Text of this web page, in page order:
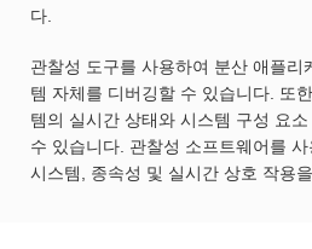
다.
관찰성 도구를 사용하여 분산 애플리
템 자체를 디버깅할 수 있습니다. 또
템의 실시간 상태와 시스템 구성 요
수 있습니다. 관찰성 소프트웨어를
시스템, 종속성 및 실시간 상호 작용